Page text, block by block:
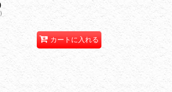
)
カートに入れる